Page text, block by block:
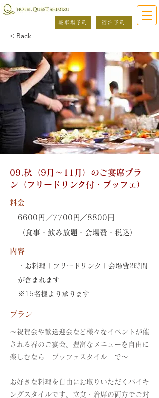
駐車場予約 宿泊予約
< Back
09.秋（9月～11月）のご宴席プラ
ン（フリードリンク付・ブッフェ）
料金
6600円／7700円／8800円
（食事・飲み放題・会場費・税込）
内容
・お料理＋フリードリンク＋会場費2時間
が含まれます
※15名様より承ります
プラン
～祝賀会や歓送迎会など様々なイベントが催
される春のご宴会。豊富なメニューを自由に
楽しむなら「ブッフェスタイル」で～
お好きな料理を自由にお取りいただくバイキ
ングスタイルです。立食・着席の両方でご対